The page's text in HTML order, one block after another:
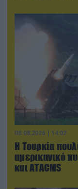
08.08.2026 | 14:02
Η Τουρκία
αμερικανικό
και ΑΤΑCMS